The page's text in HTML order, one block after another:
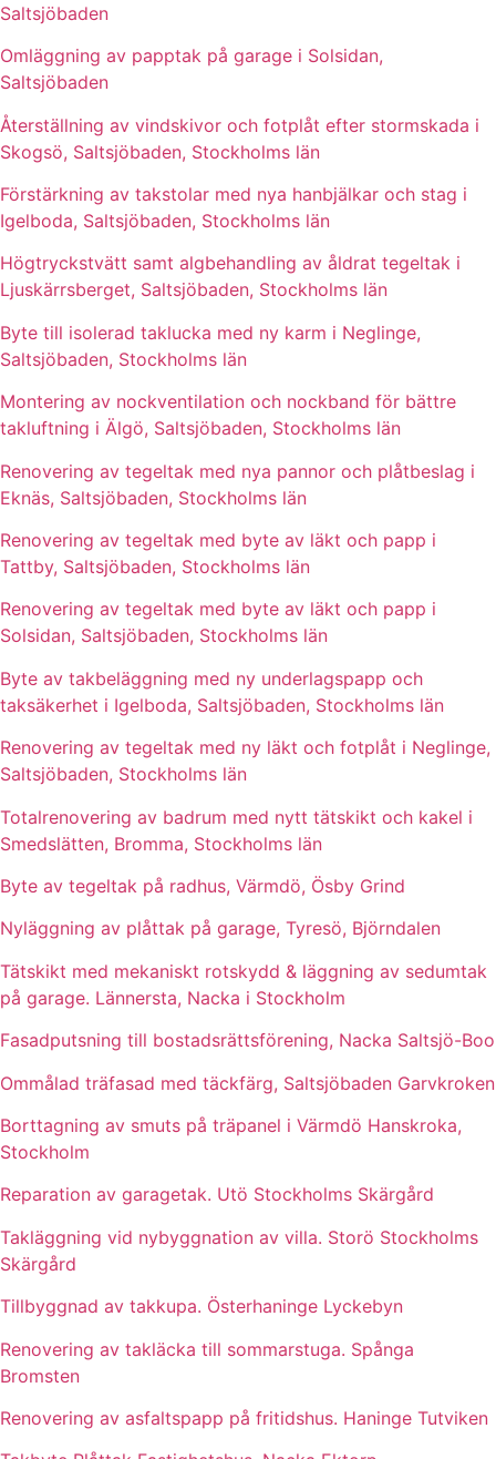
Saltsjöbaden
Omläggning av papptak på garage i Solsidan,
Saltsjöbaden
Återställning av vindskivor och fotplåt efter stormskada i
Skogsö, Saltsjöbaden, Stockholms län
Förstärkning av takstolar med nya hanbjälkar och stag i
Igelboda, Saltsjöbaden, Stockholms län
Högtryckstvätt samt algbehandling av åldrat tegeltak i
Ljuskärrsberget, Saltsjöbaden, Stockholms län
Byte till isolerad taklucka med ny karm i Neglinge,
Saltsjöbaden, Stockholms län
Montering av nockventilation och nockband för bättre
takluftning i Älgö, Saltsjöbaden, Stockholms län
Renovering av tegeltak med nya pannor och plåtbeslag i
Eknäs, Saltsjöbaden, Stockholms län
Renovering av tegeltak med byte av läkt och papp i
Tattby, Saltsjöbaden, Stockholms län
Renovering av tegeltak med byte av läkt och papp i
Solsidan, Saltsjöbaden, Stockholms län
Byte av takbeläggning med ny underlagspapp och
taksäkerhet i Igelboda, Saltsjöbaden, Stockholms län
Renovering av tegeltak med ny läkt och fotplåt i Neglinge,
Saltsjöbaden, Stockholms län
Totalrenovering av badrum med nytt tätskikt och kakel i
Smedslätten, Bromma, Stockholms län
Byte av tegeltak på radhus, Värmdö, Ösby Grind
Nyläggning av plåttak på garage, Tyresö, Björndalen
Tätskikt med mekaniskt rotskydd & läggning av sedumtak
på garage. Lännersta, Nacka i Stockholm
Fasadputsning till bostadsrättsförening, Nacka Saltsjö-Boo
Ommålad träfasad med täckfärg, Saltsjöbaden Garvkroken
Borttagning av smuts på träpanel i Värmdö Hanskroka,
Stockholm
Reparation av garagetak. Utö Stockholms Skärgård
Takläggning vid nybyggnation av villa. Storö Stockholms
Skärgård
Tillbyggnad av takkupa. Österhaninge Lyckebyn
Renovering av takläcka till sommarstuga. Spånga
Bromsten
Renovering av asfaltspapp på fritidshus. Haninge Tutviken